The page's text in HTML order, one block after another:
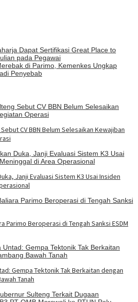
Dapat Sertifikasi Great Place to
pada Pegawai
di Parimo, Kemenkes Ungkap
Penyebab
CV BBN Belum Selesaikan Kewajiban
Janji Evaluasi Sistem K3 Usai Insiden
Parimo Beroperasi di Tengah Sanksi ESDM
Gempa Tektonik Tak Berkaitan dengan
Tanah